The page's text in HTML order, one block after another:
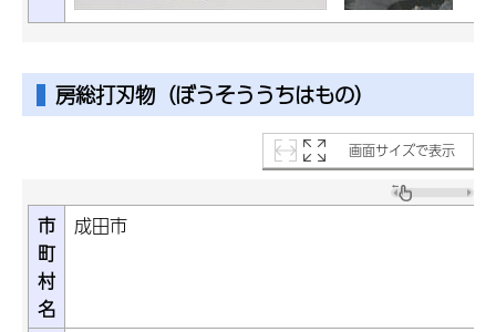
房総打刃物（ぼうそううちはもの）
画面サイズで表示
市
町
村
名
成田市